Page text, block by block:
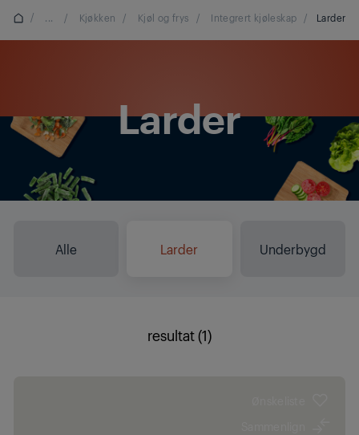
/ ... / Kjøkken / Kjøl og frys / Integrert kjøleskap / Larder
Larder
Alle Larder Underbygd
resultat (1)